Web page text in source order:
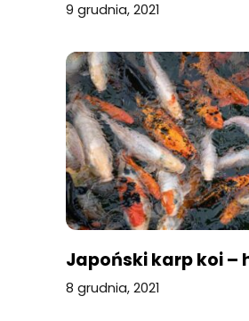
9 grudnia, 2021
Japoński karp koi –
8 grudnia, 2021